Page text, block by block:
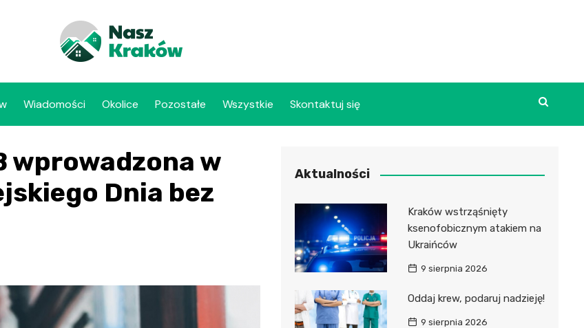
Wiadomości Okolice Pozostałe Wszystkie Skontaktuj się
wprowadzona w
Dnia bez
Aktualności
Kraków wstrząśnięty
ksenofobicznym atakiem na
Ukraińców
9 sierpnia 2026
Oddaj krew, podaruj nadzieję!
9 sierpnia 2026